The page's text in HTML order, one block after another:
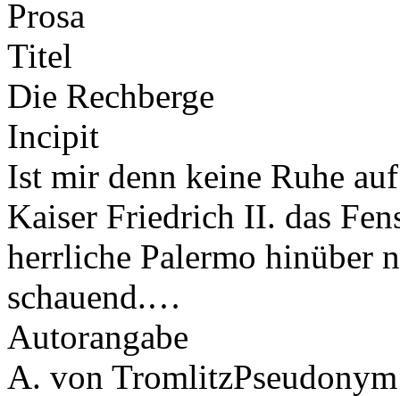
Prosa
Titel
Die Rechberge
Incipit
Ist mir denn keine Ruhe
Kaiser Friedrich II. das
herrliche Palermo hinüber
schauend.…
Autorangabe
A. von TromlitzPseudonym